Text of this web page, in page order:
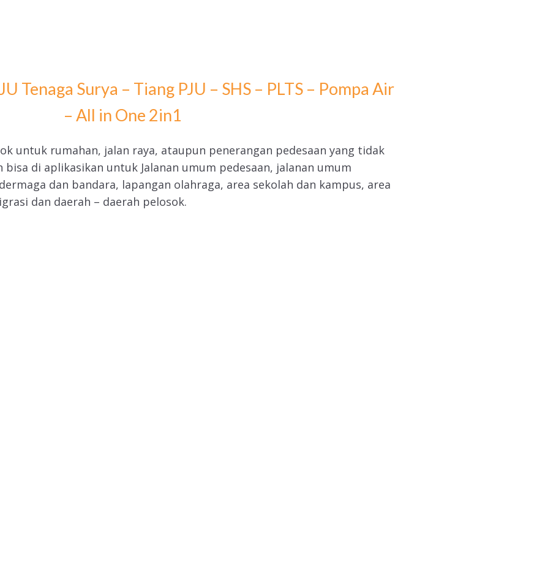
Tenaga Surya – Tiang PJU – SHS – PLTS – Pompa Air
– All in One 2in1
untuk rumahan, jalan raya, ataupun penerangan pedesaan yang tidak
di aplikasikan untuk Jalanan umum pedesaan, jalanan umum
dan bandara, lapangan olahraga, area sekolah dan kampus, area
dan daerah – daerah pelosok.